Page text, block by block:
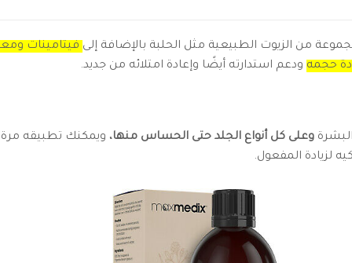
من الزيوت الطبيعية مثل الحلبة بالإضافة إلى فيتامينات
حجمه ودعم استدارته أيضًا وإعادة امتلائه من جديد.
وعلى كل أنواع الجلد حتى الحساس منها، ويمكنك تطبيقه مرة
لزيادة المفعول.